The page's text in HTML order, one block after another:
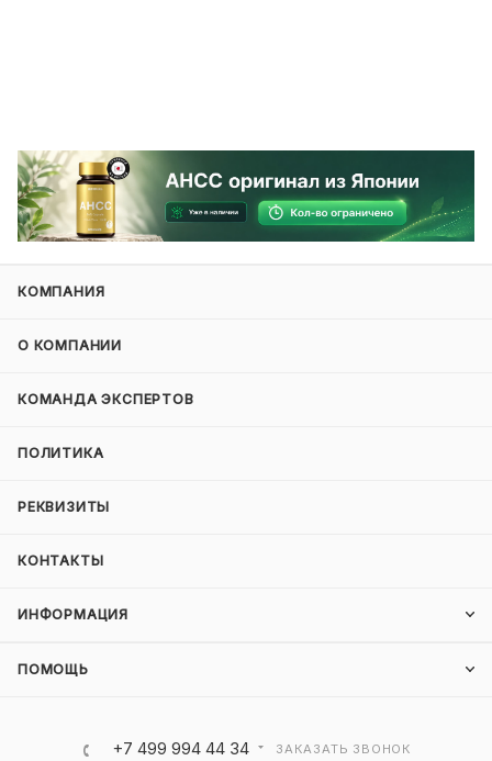
КОМПАНИЯ
О КОМПАНИИ
КОМАНДА ЭКСПЕРТОВ
ПОЛИТИКА
РЕКВИЗИТЫ
КОНТАКТЫ
ИНФОРМАЦИЯ
ПОМОЩЬ
+7 499 994 44 34 ЗАКАЗАТЬ ЗВОНОК